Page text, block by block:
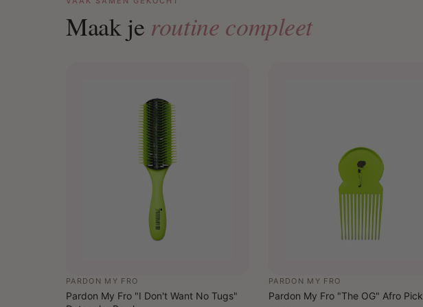
Maak je routine compleet
PARDON MY FRO
Pardon My Fro "I Don't Want No Tugs"
PARDON MY FRO
Pardon My Fro "The OG" Afro Pick